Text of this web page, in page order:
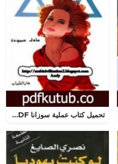
تحميل كتاب عملية سوزانا PDF تأليف عادل حمودة مجانا [كامل]